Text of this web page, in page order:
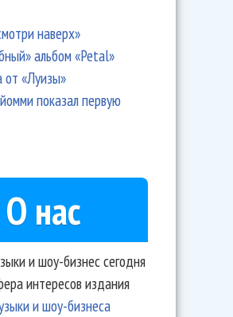
наверх»
альбом «Petal»
«Луизы»
показал первую
О нас
и шоу-бизнес сегодня
интересов издания
и шоу-бизнеса